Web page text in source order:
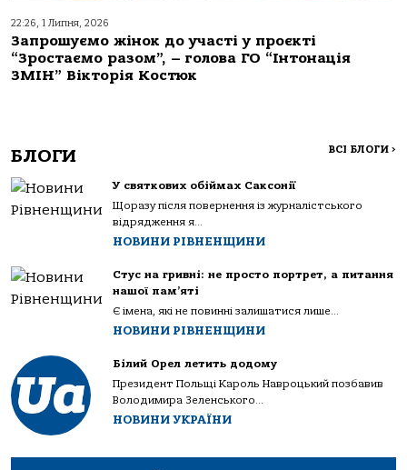
22:26, 1 Липня, 2026
Запрошуємо жінок до участі у проєкті
“Зростаємо разом”, – голова ГО “Інтонація
ЗМІН” Вікторія Костюк
БЛОГИ ВСІ БЛОГИ >
У святкових обіймах Саксонії
Щоразу після повернення із журналістського
відрядження я...
НОВИНИ РІВНЕНЩИНИ
Стус на гривні: не просто портрет, а питання
нашої пам’яті
Є імена, які не повинні залишатися лише...
НОВИНИ РІВНЕНЩИНИ
Білий Орел летить додому
Президент Польщі Кароль Навроцький позбавив
Володимира Зеленського...
НОВИНИ УКРАЇНИ